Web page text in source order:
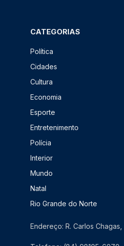
CATEGORIAS
Política
Cidades
Cultura
Economia
Esporte
Entretenimento
Polícia
Interior
Mundo
Natal
Rio Grande do Norte
Endereço: R. Carlos